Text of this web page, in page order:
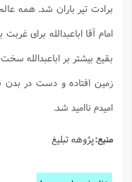
برادت تیر باران شد. همه
امام آقا اباعبدالله برای
بقیع بیشتر بر اباعبدالله
زمین افتاده و دست در
امیدم ناامید شد.
منبع:پژوهه تبلیغ